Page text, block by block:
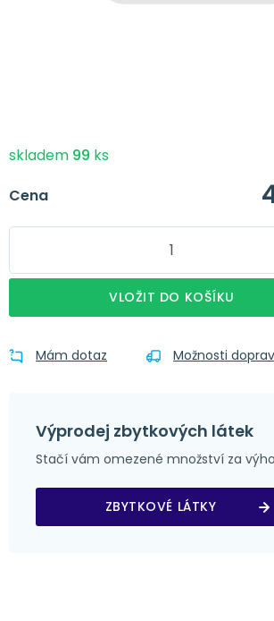
skladem 99 ks
Cena
VLOŽIT DO KOŠÍKU
Mám dotaz Možnosti
Výprodej zbytkových látek
Stačí vám omezené množství za
ZBYTKOVÉ LÁTKY